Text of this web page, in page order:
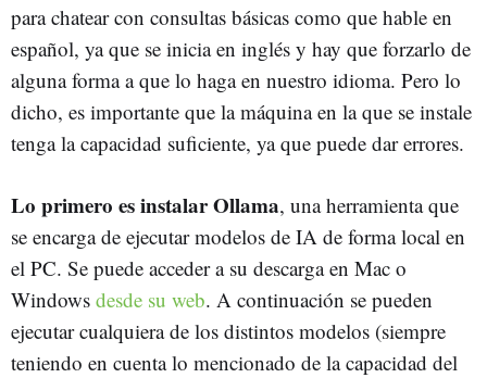
para chatear con consultas básicas como que hable en
español, ya que se inicia en inglés y hay que forzarlo de
alguna forma a que lo haga en nuestro idioma. Pero lo
dicho, es importante que la máquina en la que se instale
tenga la capacidad suficiente, ya que puede dar errores.
Lo primero es instalar Ollama, una herramienta que
se encarga de ejecutar modelos de IA de forma local en
el PC. Se puede acceder a su descarga en Mac o
Windows desde su web. A continuación se pueden
ejecutar cualquiera de los distintos modelos (siempre
teniendo en cuenta lo mencionado de la capacidad del